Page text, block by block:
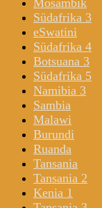
Südafrika 3
eSwatini
Südafrika 4
Botsuana 3
Südafrika 5
Namibia 3
Sambia
Malawi
Burundi
Ruanda
Tansania
Tansania 2
Kenia 1